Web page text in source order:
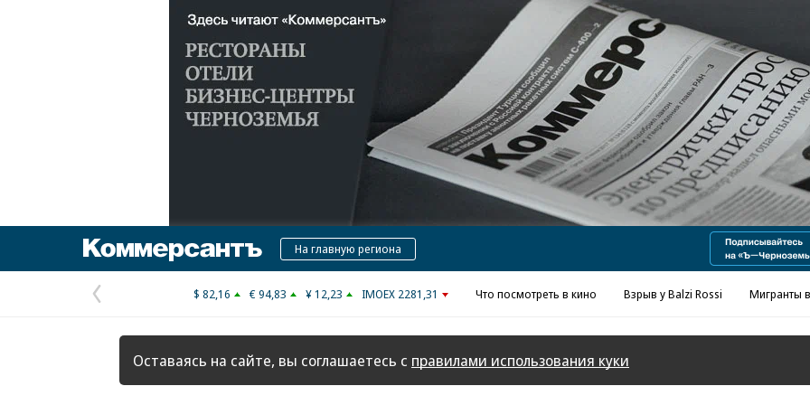
Реклама в «Ъ» www.kommersant.ru/ad
КоммерсантъНа главную региона
Предыдущая
страница
$ 82,16 € 94,83 ¥ 12,23 IMOEX 2281,31 Что посмотреть в кино Взрыв у Balzi Rossi Мигранты
Оставаясь на сайте, вы соглашаетесь с правилами использования куки